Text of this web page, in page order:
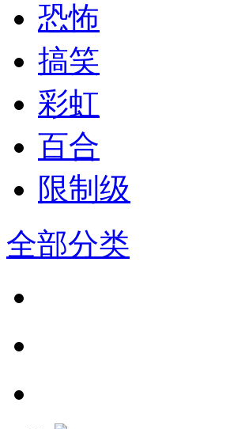
恐怖
搞笑
彩虹
百合
限制级
全部分类